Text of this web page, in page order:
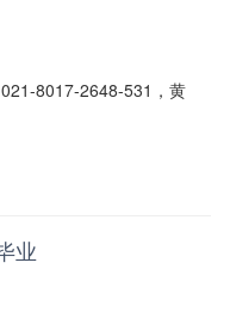
8017-2648-531，黄
业